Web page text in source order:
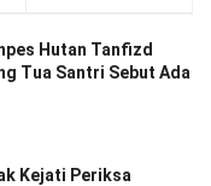
Hutan Tanfizd
Tua Santri Sebut Ada
Kejati Periksa